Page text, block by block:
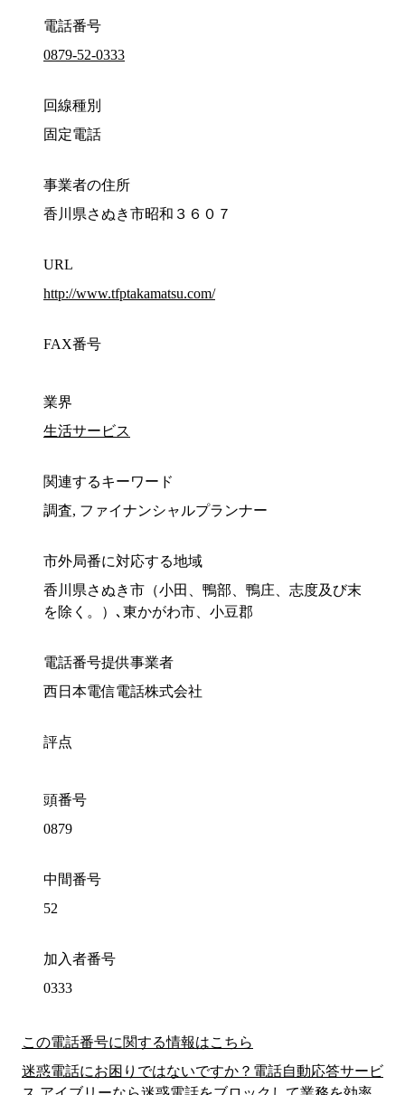
電話番号
0879-52-0333
回線種別
固定電話
事業者の住所
香川県さぬき市昭和３６０７
URL
http://www.tfptakamatsu.com/
FAX番号
業界
生活サービス
関連するキーワード
調査, ファイナンシャルプランナー
市外局番に対応する地域
香川県さぬき市（小田、鴨部、鴨庄、志度及び末
を除く。）､東かがわ市、小豆郡
電話番号提供事業者
西日本電信電話株式会社
評点
頭番号
0879
中間番号
52
加入者番号
0333
この電話番号に関する情報はこちら
迷惑電話にお困りではないですか？電話自動応答サービ